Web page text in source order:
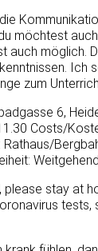
möchtest
auch möglich.
Ich
zum
6,
Costs/
please stay at